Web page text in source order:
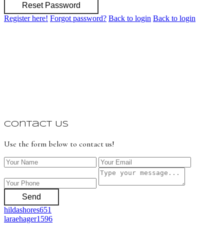
Reset Password
Register here! Forgot password? Back to login Back to login
Contact Us
Use the form below to contact us!
Send
hildashores651
laraehager1596